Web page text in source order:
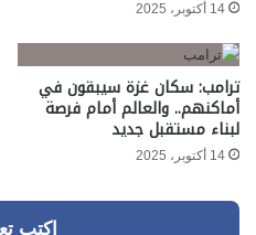
14 أكتوبر، 2025
ترامب: سكان غزة سيبقون في
أماكنهم.. والعالم أمام فرصة
لبناء مستقبل جديد
14 أكتوبر، 2025
اكتب